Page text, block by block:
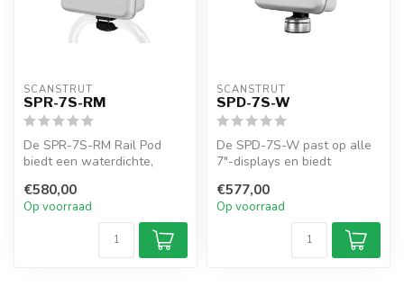
SCANSTRUT
SPR-7S-RM
De SPR-7S-RM Rail Pod
biedt een waterdichte,
montage...
€580,00
Op voorraad
SCANSTRUT
SPD-7S-W
De SPD-7S-W past op alle
7"-displays en biedt
elk vlak o...
€577,00
Op voorraad